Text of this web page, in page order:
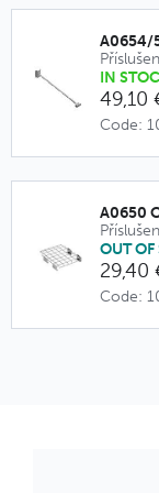
A0654/
IN
49,10
Code:
A0650
OUT OF
29,40
Code: